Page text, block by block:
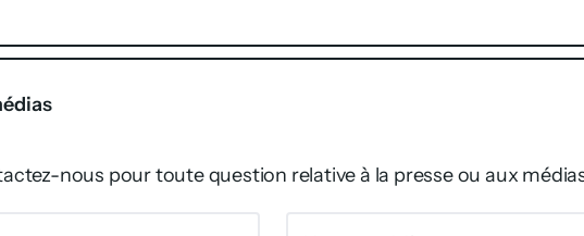
nous pour toute question relative à la presse ou aux